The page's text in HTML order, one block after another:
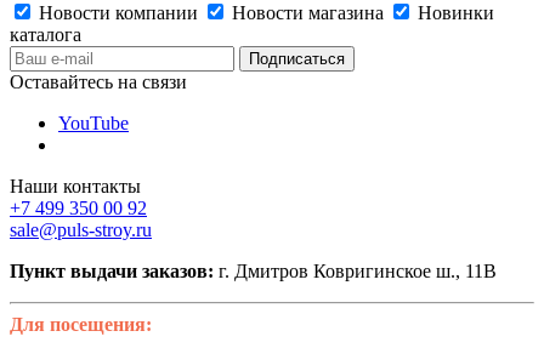
Новости компании
Новости магазина
Новинки
каталога
Оставайтесь на связи
YouTube
Наши контакты
+7 499 350 00 92
sale@puls-stroy.ru
Пункт выдачи заказов: г. Дмитров Ковригинское ш., 11В
Для посещения: